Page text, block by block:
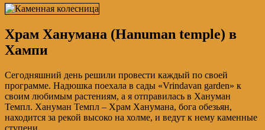
Храм Ханумана (Hanuman temple) в
Хампи
Сегодняшний день решили провести каждый по своей
программе. Надюшка поехала в сады «Vrindavan garden» к
своим любимым растениям, а я отправилась в Хануман
Темпл. Хануман Темпл – Храм Ханумана, бога обезьян,
находится за рекой высоко на холме, и ведут к нему каменные
ступени.